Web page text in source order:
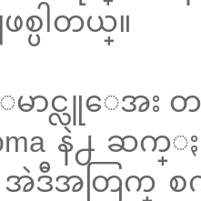
ပါတယ္။
ာင္လူေအး တ
နဲ႕ ဆက္
အဲဒီအတြက္